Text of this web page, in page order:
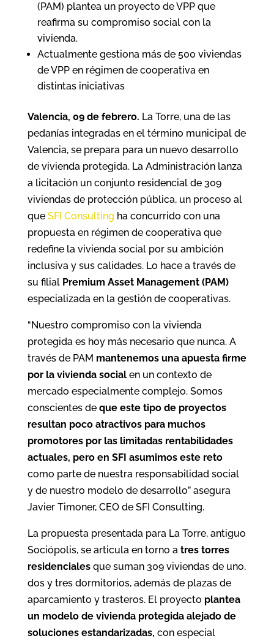
(PAM) plantea un proyecto de VPP que
reafirma su compromiso social con la
vivienda.
Actualmente gestiona más de 500 viviendas
de VPP en régimen de cooperativa en
distintas iniciativas
Valencia, 09 de febrero. La Torre, una de las
pedanías integradas en el término municipal de
Valencia, se prepara para un nuevo desarrollo
de vivienda protegida. La Administración lanza
a licitación un conjunto residencial de 309
viviendas de protección pública, un proceso al
que SFI Consulting ha concurrido con una
propuesta en régimen de cooperativa que
redefine la vivienda social por su ambición
inclusiva y sus calidades. Lo hace a través de
su filial Premium Asset Management (PAM)
especializada en la gestión de cooperativas.
“Nuestro compromiso con la vivienda
protegida es hoy más necesario que nunca. A
través de PAM mantenemos una apuesta firme
por la vivienda socialen un contexto de
mercado especialmente complejo. Somos
conscientes de que este tipo de proyectos
resultan poco atractivos para muchos
promotores por las limitadas rentabilidades
actuales, pero en SFI asumimos este reto
como parte de nuestra responsabilidad social
y de nuestro modelo de desarrollo” asegura
Javier Timoner, CEO de SFI Consulting.
La propuesta presentada para La Torre, antiguo
Sociópolis, se articula en torno a tres torres
residencialesque suman 309 viviendas de uno,
dos y tres dormitorios, además de plazas de
aparcamiento y trasteros. El proyecto plantea
un modelo de vivienda protegida alejado de
soluciones estandarizadas, con especial